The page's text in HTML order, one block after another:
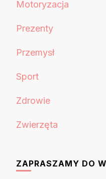
Motoryzacja
Prezenty
Przemysł
Sport
Zdrowie
Zwierzęta
ZAPRASZAMY DO